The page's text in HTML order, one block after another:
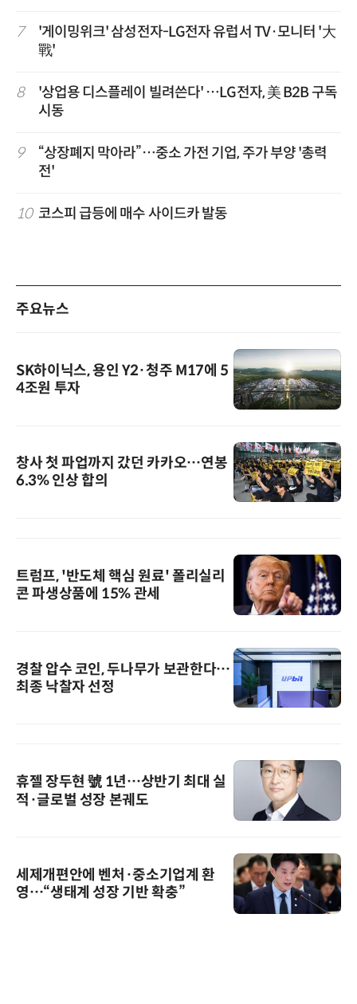
7
'게이밍위크' 삼성전자-LG전자 유럽서 TV·모니터 '大
戰'
8
'상업용 디스플레이 빌려쓴다' …LG전자, 美 B2B 구독
시동
9
“상장폐지 막아라”…중소 가전 기업, 주가 부양 '총력
전'
10 코스피 급등에 매수 사이드카 발동
주요뉴스
SK하이닉스, 용인 Y2·청주 M17에 5
4조원 투자
창사 첫 파업까지 갔던 카카오…연봉
6.3% 인상 합의
트럼프, '반도체 핵심 원료' 폴리실리
콘 파생상품에 15% 관세
경찰 압수 코인, 두나무가 보관한다…
최종 낙찰자 선정
휴젤 장두현 號 1년…상반기 최대 실
적·글로벌 성장 본궤도
세제개편안에 벤처·중소기업계 환
영…“생태계 성장 기반 확충”